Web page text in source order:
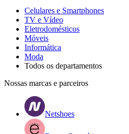
Celulares e Smartphones
TV e Vídeo
Eletrodomésticos
Móveis
Informática
Moda
Todos os departamentos
Nossas marcas e parceiros
Netshoes